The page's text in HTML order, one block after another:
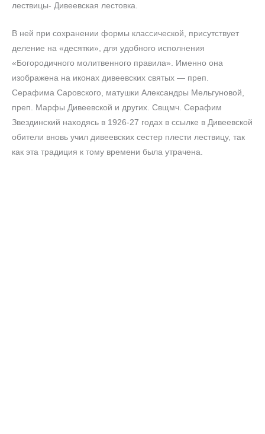
лествицы- Дивеевская лестовка.
В ней при сохранении формы классической, присутствует
деление на «десятки», для удобного исполнения
«Богородичного молитвенного правила». Именно она
изображена на иконах дивеевских святых — преп.
Серафима Саровского, матушки Александры Мельгуновой,
преп. Марфы Дивеевской и других. Свщмч. Серафим
Звездинский находясь в 1926-27 годах в ссылке в Дивеевской
обители вновь учил дивеевских сестер плести лествицу, так
как эта традиция к тому времени была утрачена.